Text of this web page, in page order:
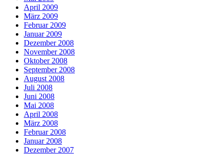
April 2009
März 2009
Februar 2009
Januar 2009
Dezember 2008
November 2008
Oktober 2008
September 2008
August 2008
Juli 2008
Juni 2008
Mai 2008
April 2008
März 2008
Februar 2008
Januar 2008
Dezember 2007